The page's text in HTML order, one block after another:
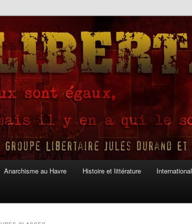
Anarchisme au Havre Histoire et littérature International